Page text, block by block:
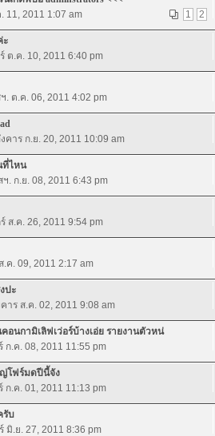
1
2
11, 2011 1:07 am
ะ
ต.ค. 10, 2011 6:40 pm
. ต.ค. 06, 2011 4:02 pm
คาร ก.ย. 20, 2011 10:09 am
ที่ไหน
. ก.ย. 08, 2011 6:43 pm
ส.ค. 26, 2011 9:54 pm
.ค. 09, 2011 2:17 am
ปะ
าร ส.ค. 02, 2011 9:08 am
อนกามิเลิฟเว่อร์บ้างเอ่ย รายงานตัวหน่
ก.ค. 08, 2011 11:55 pm
โฟร์มดปีนี้จัง
ก.ค. 01, 2011 11:13 pm
รับ
มิ.ย. 27, 2011 8:36 pm